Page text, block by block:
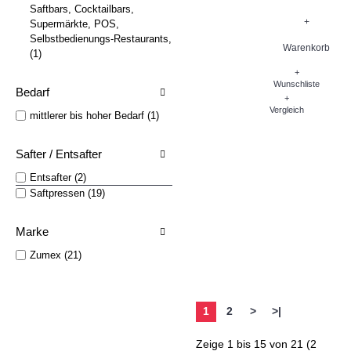
Saftbars, Cocktailbars,
Supermärkte, POS,
Selbstbedienungs-Restaurants,
(1)
Bedarf
mittlerer bis hoher Bedarf (1)
Safter / Entsafter
Entsafter (2)
Saftpressen (19)
Marke
Zumex (21)
+
Warenkorb
+
Wunschliste
+
Vergleich
1 2 > >|
Zeige 1 bis 15 von 21 (2